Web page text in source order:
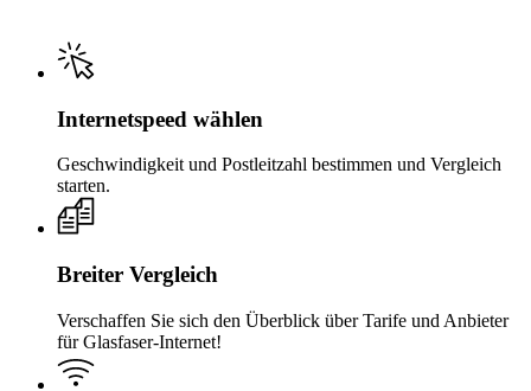
Internetspeed wählen
Geschwindigkeit und Postleitzahl bestimmen und Vergleich
starten.
Breiter Vergleich
Verschaffen Sie sich den Überblick über Tarife und Anbieter
für Glasfaser-Internet!